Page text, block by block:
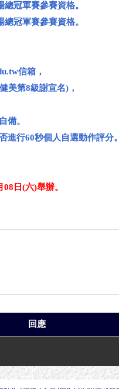
冠軍賽參賽資格。
冠軍賽參賽資格。
信箱，
美第8級謝宣名)，
備。
進行60秒個人自選動作評分。
日(六)舉辦。
回應